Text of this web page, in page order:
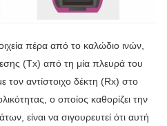
πέρα από το καλώδιο ινών,
(Tx) από τη μία πλευρά του
τον αντίστοιχο δέκτη (Rx) στο
ο οποίος καθορίζει την
είναι να σιγουρευτεί ότι αυτή